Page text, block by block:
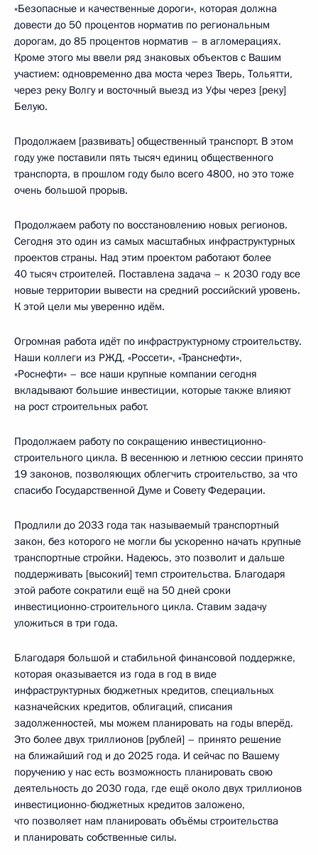
«Безопасные и качественные дороги», которая должна
довести до 50 процентов норматив по региональным
дорогам, до 85 процентов норматив – в агломерациях.
Кроме этого мы ввели ряд знаковых объектов с Вашим
участием: одновременно два моста через Тверь, Тольятти,
через реку Волгу и восточный выезд из Уфы через [реку]
Белую.
Продолжаем [развивать] общественный транспорт. В этом
году уже поставили пять тысяч единиц общественного
транспорта, в прошлом году было всего 4800, но это тоже
очень большой прорыв.
Продолжаем работу по восстановлению новых регионов.
Сегодня это один из самых масштабных инфраструктурных
проектов страны. Над этим проектом работают более
40 тысяч строителей. Поставлена задача – к 2030 году все
новые территории вывести на средний российский уровень.
К этой цели мы уверенно идём.
Огромная работа идёт по инфраструктурному строительству.
Наши коллеги из РЖД, «Россети», «Транснефти»,
«Роснефти» – все наши крупные компании сегодня
вкладывают большие инвестиции, которые также влияют
на рост строительных работ.
Продолжаем работу по сокращению инвестиционно-
строительного цикла. В весеннюю и летнюю сессии принято
19 законов, позволяющих облегчить строительство, за что
спасибо Государственной Думе и Совету Федерации.
Продлили до 2033 года так называемый транспортный
закон, без которого не могли бы ускоренно начать крупные
транспортные стройки. Надеюсь, это позволит и дальше
поддерживать [высокий] темп строительства. Благодаря
этой работе сократили ещё на 50 дней сроки
инвестиционно-строительного цикла. Ставим задачу
уложиться в три года.
Благодаря большой и стабильной финансовой поддержке,
которая оказывается из года в год в виде
инфраструктурных бюджетных кредитов, специальных
казначейских кредитов, облигаций, списания
задолженностей, мы можем планировать на годы вперёд.
Это более двух триллионов [рублей] – принято решение
на ближайший год и до 2025 года. И сейчас по Вашему
поручению у нас есть возможность планировать свою
деятельность до 2030 года, где ещё около двух триллионов
инвестиционно-бюджетных кредитов заложено,
что позволяет нам планировать объёмы строительства
и планировать собственные силы.